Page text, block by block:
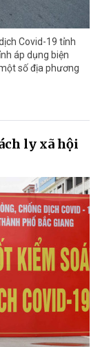
Covid-19 tỉnh
áp dụng biện
số địa phương
ly xã hội